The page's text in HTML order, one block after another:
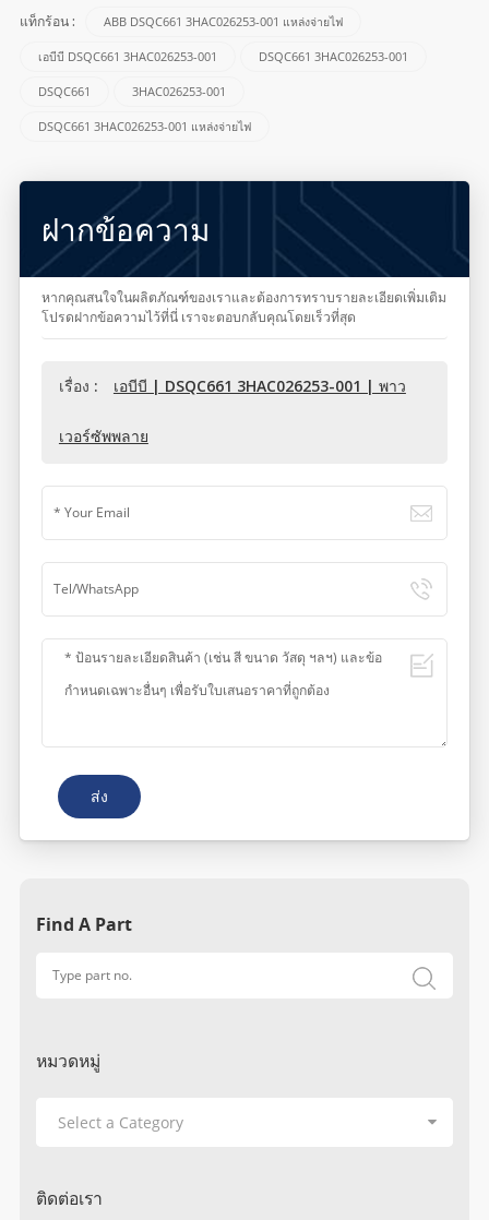
แท็กร้อน : ABB DSQC661 3HAC026253-001 แหล่งจ่ายไฟ
เอบีบี DSQC661 3HAC026253-001 DSQC661 3HAC026253-001
DSQC661 3HAC026253-001
DSQC661 3HAC026253-001 แหล่งจ่ายไฟ
ฝากข้อความ
หากคุณสนใจในผลิตภัณฑ์ของเราและต้องการทราบรายละเอียดเพิ่มเติม
โปรดฝากข้อความไว้ที่นี่ เราจะตอบกลับคุณโดยเร็วที่สุด
เรื่อง : เอบีบี | DSQC661 3HAC026253-001 | พาว
เวอร์ซัพพลาย
ส่ง
Find A Part
หมวดหมู่
ติดต่อเรา